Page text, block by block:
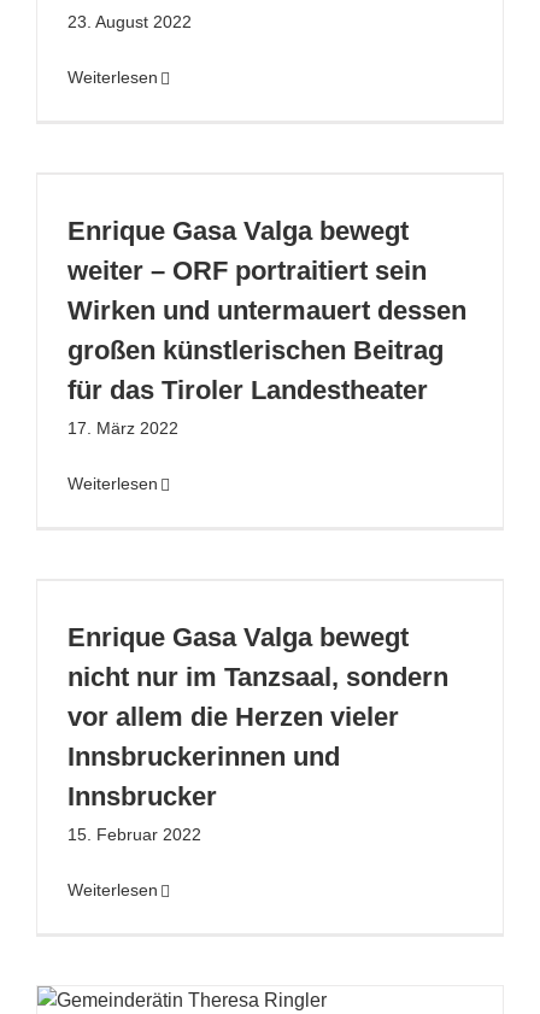
23. August 2022
Weiterlesen
Enrique Gasa Valga bewegt
weiter – ORF portraitiert sein
Wirken und untermauert dessen
großen künstlerischen Beitrag
für das Tiroler Landestheater
17. März 2022
Weiterlesen
Enrique Gasa Valga bewegt
nicht nur im Tanzsaal, sondern
vor allem die Herzen vieler
Innsbruckerinnen und
Innsbrucker
15. Februar 2022
Weiterlesen